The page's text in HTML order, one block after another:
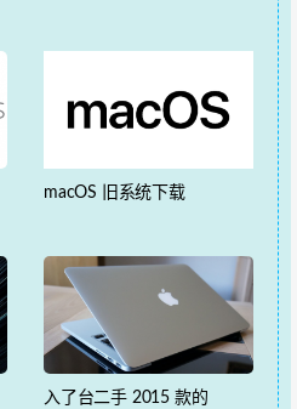
macOS 旧系统下载
入了台二手 2015 款的